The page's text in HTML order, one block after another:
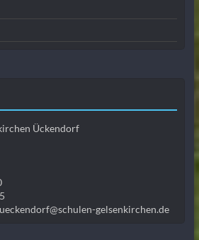
Ückendorf
gelsenkirchen.de